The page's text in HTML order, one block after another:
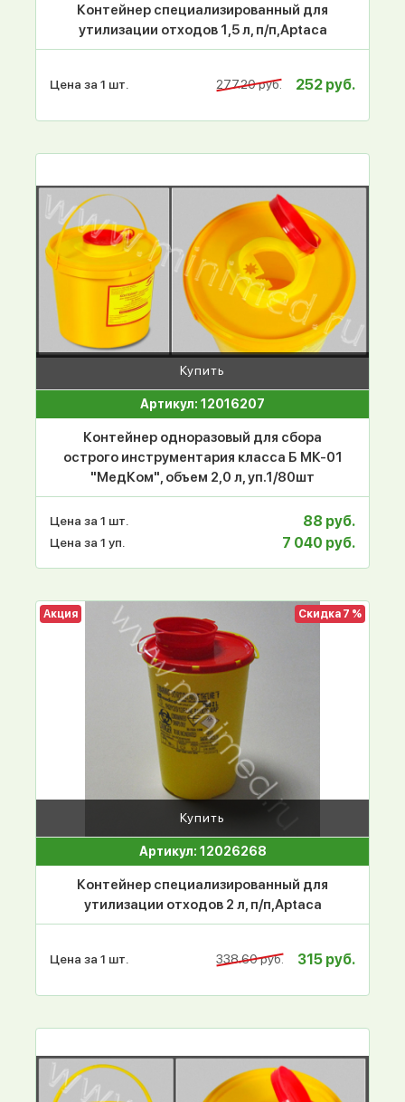
Контейнер специализированный для
утилизации отходов 1,5 л, п/п,Aptaca
Цена за 1 шт. 277.20 руб. 252 руб.
Купить
Артикул: 12016207
Контейнер одноразовый для сбора
острого инструментария класса Б МК-01
"МедКом", объем 2,0 л, уп.1/80шт
Цена за 1 шт. 88 руб.
Цена за 1 уп. 7 040 руб.
Акция Скидка 7 %
Купить
Артикул: 12026268
Контейнер специализированный для
утилизации отходов 2 л, п/п,Aptaca
Цена за 1 шт. 338.60 руб. 315 руб.